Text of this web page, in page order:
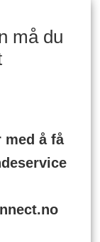
må du
med å få